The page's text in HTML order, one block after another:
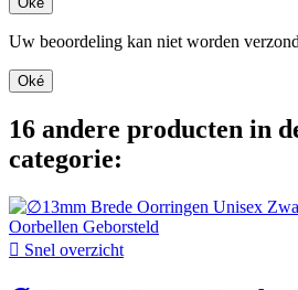
Uw beoordeling kan niet worden
Oké
16 andere producten in
categorie:
 Snel overzicht